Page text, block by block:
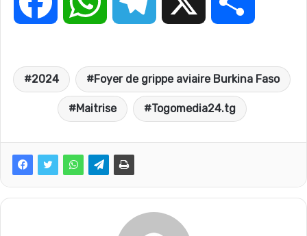
c
b
a
s
l r
2024 Foyer de grippe aviaire Burkina Faso
Maitrise Togomedia24.tg